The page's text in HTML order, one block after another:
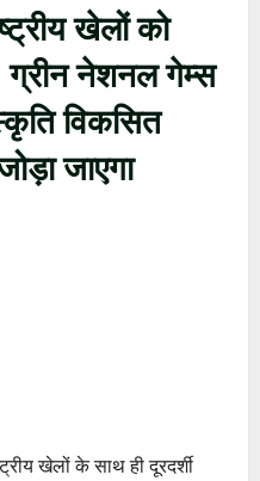
खेलों को
ग्रीन नेशनल गेम्स
विकसित
जाएगा
खेलों के साथ ही दूरदर्शी